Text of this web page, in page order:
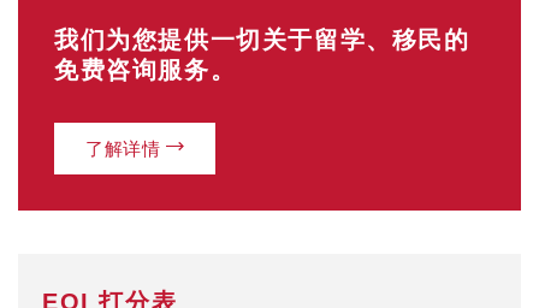
我们为您提供一切关于留学、移民的
免费咨询服务。
了解详情
EOI 打分表